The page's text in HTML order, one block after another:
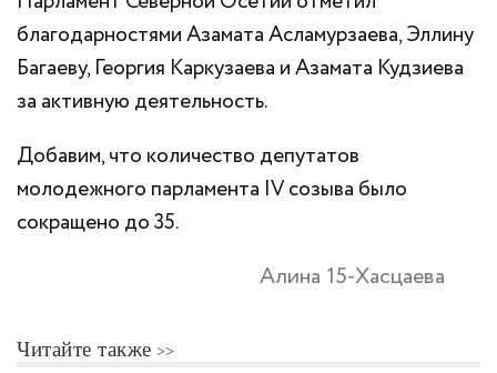
благодарностями Азамата Асламурзаева, Эллину
Багаеву, Георгия Каркузаева и Азамата Кудзиева
за активную деятельность.
Добавим, что количество депутатов
молодежного парламента IV созыва было
сокращено до 35.
Алина 15-Хасцаева
Читайте также